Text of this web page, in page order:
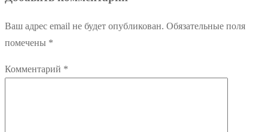
Ваш адрес email не будет опубликован. Обязательные поля
помечены *
Комментарий *